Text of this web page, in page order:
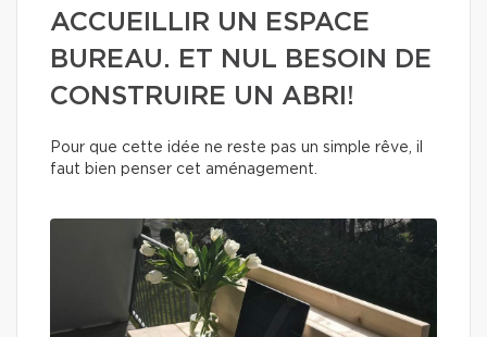
ACCUEILLIR UN ESPACE
BUREAU. ET NUL BESOIN DE
CONSTRUIRE UN ABRI!
Pour que cette idée ne reste pas un simple rêve, il
faut bien penser cet aménagement.